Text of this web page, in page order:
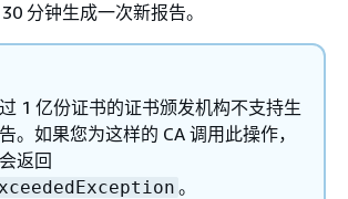
分钟生成一次新报告。
1 亿份证书的证书颁发机构不支持生
。如果您为这样的 CA 调用此操作，
返回
。